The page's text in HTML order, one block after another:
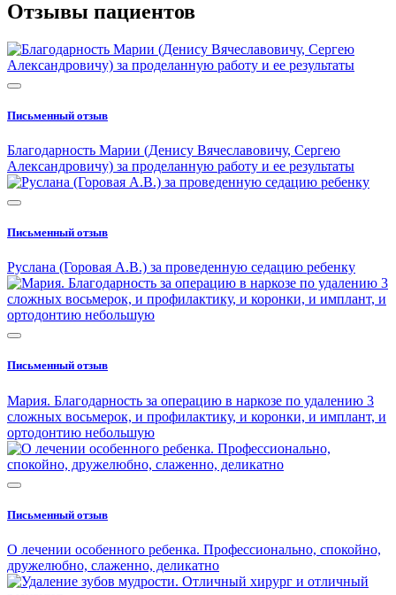
Отзывы пациентов
Письменный отзыв
Благодарность Марии (Денису Вячеславовичу, Сергею
Александровичу) за проделанную работу и ее результаты
Письменный отзыв
Руслана (Горовая А.В.) за проведенную седацию ребенку
Письменный отзыв
Мария. Благодарность за операцию в наркозе по удалению 3
сложных восьмерок, и профилактику, и коронки, и имплант, и
ортодонтию небольшую
Письменный отзыв
О лечении особенного ребенка. Профессионально, спокойно,
дружелюбно, слаженно, деликатно